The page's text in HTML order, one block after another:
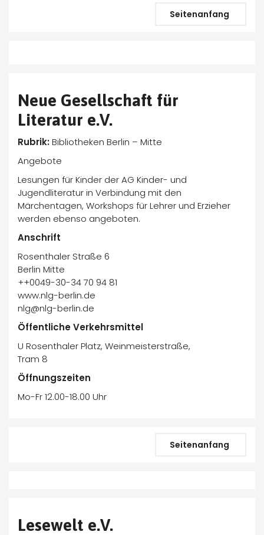
Seitenanfang
Neue Gesellschaft für
Literatur e.V.
Rubrik:Bibliotheken Berlin – Mitte
Angebote
Lesungen für Kinder der AG Kinder- und
Jugendliteratur in Verbindung mit den
Märchentagen, Workshops für Lehrer und Erzieher
werden ebenso angeboten.
Anschrift
Rosenthaler Straße 6
Berlin Mitte
++0049-30-34 70 94 81
www.nlg-berlin.de
nlg@nlg-berlin.de
Öffentliche Verkehrsmittel
U Rosenthaler Platz, Weinmeisterstraße,
Tram 8
Öffnungszeiten
Mo-Fr 12.00-18.00 Uhr
Seitenanfang
Lesewelt e.V.